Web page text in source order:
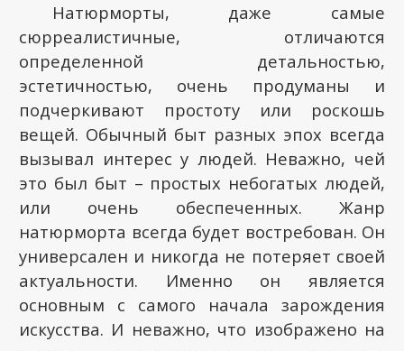
Натюрморты, даже самые
сюрреалистичные, отличаются
определенной детальностью,
эстетичностью, очень продуманы и
подчеркивают простоту или роскошь
вещей. Обычный быт разных эпох всегда
вызывал интерес у людей. Неважно, чей
это был быт – простых небогатых людей,
или очень обеспеченных. Жанр
натюрморта всегда будет востребован. Он
универсален и никогда не потеряет своей
актуальности. Именно он является
основным с самого начала зарождения
искусства. И неважно, что изображено на